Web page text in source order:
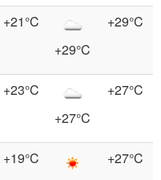
+21°C
+29°C
+29°C
+23°C
+27°C
+27°C
+19°C
+27°C